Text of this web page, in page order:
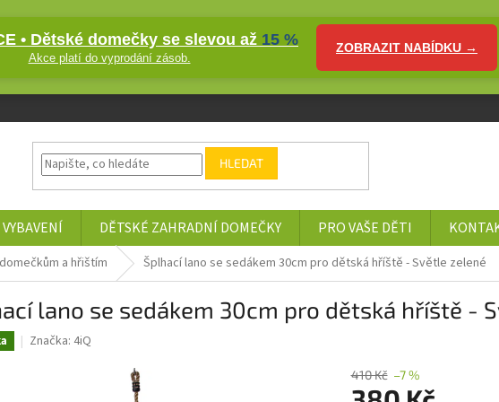
• Dětské domečky se slevou až 15 %
Akce platí do vyprodání zásob.
ZOBRAZIT NABÍDKU →
HLEDAT
DĚTSKÉ ZAHRADNÍ DOMEČKY PRO VAŠE DĚTI
a hřištím Šplhací lano se sedákem 30cm pro dětská hříště - Světle zelené
lano se sedákem 30cm pro dětská hříště -
Značka: 4iQ
410 Kč –7 %